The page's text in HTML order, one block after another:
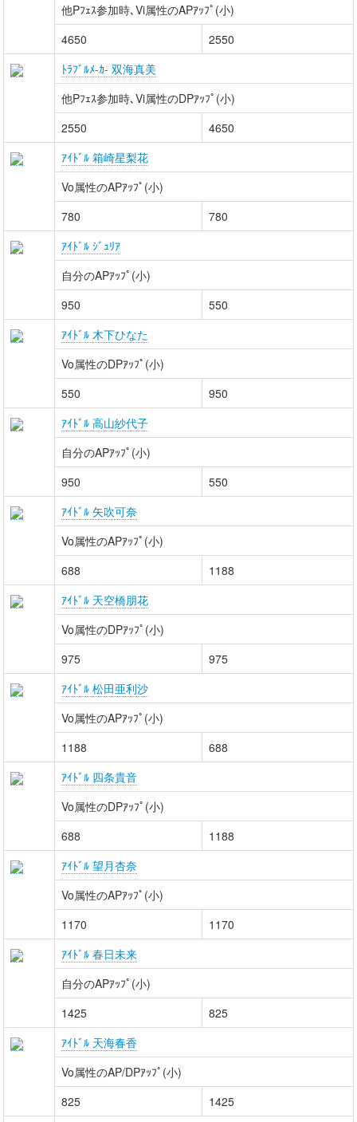
他Pﾌｪｽ参加時､Vi属性のAPｱｯﾌﾟ(小)
4650
2550
ﾄﾗﾌﾞﾙﾒ-ｶ- 双海真美
他Pﾌｪｽ参加時､Vi属性のDPｱｯﾌﾟ(小)
2550
4650
ｱｲﾄﾞﾙ 箱崎星梨花
Vo属性のAPｱｯﾌﾟ(小)
780
780
ｱｲﾄﾞﾙ ｼﾞｭﾘｱ
自分のAPｱｯﾌﾟ(小)
950
550
ｱｲﾄﾞﾙ 木下ひなた
Vo属性のDPｱｯﾌﾟ(小)
550
950
ｱｲﾄﾞﾙ 高山紗代子
自分のAPｱｯﾌﾟ(小)
950
550
ｱｲﾄﾞﾙ 矢吹可奈
Vo属性のAPｱｯﾌﾟ(小)
688
1188
ｱｲﾄﾞﾙ 天空橋朋花
Vo属性のDPｱｯﾌﾟ(小)
975
975
ｱｲﾄﾞﾙ 松田亜利沙
Vo属性のAPｱｯﾌﾟ(小)
1188
688
ｱｲﾄﾞﾙ 四条貴音
Vo属性のDPｱｯﾌﾟ(小)
688
1188
ｱｲﾄﾞﾙ 望月杏奈
Vo属性のAPｱｯﾌﾟ(小)
1170
1170
ｱｲﾄﾞﾙ 春日未来
自分のAPｱｯﾌﾟ(小)
1425
825
ｱｲﾄﾞﾙ 天海春香
Vo属性のAP/DPｱｯﾌﾟ(小)
825
1425